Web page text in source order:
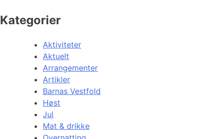
Kategorier
Aktiviteter
Aktuelt
Arrangementer
Artikler
Barnas Vestfold
Høst
Jul
Mat & drikke